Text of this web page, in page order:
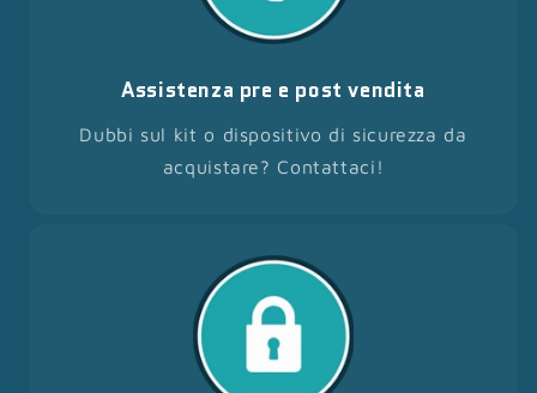
Assistenza pre e post vendita
Dubbi sul kit o dispositivo di sicurezza da
acquistare? Contattaci!